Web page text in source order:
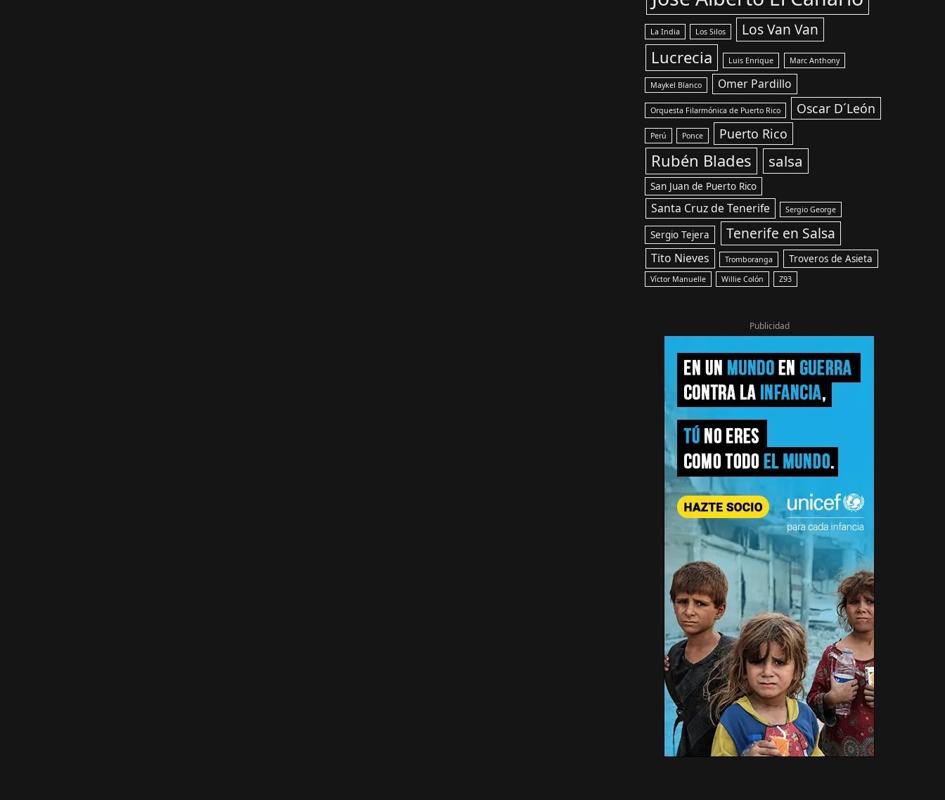
La India Los Silos Los Van Van
Lucrecia Luis Enrique Marc Anthony
Maykel Blanco Omer Pardillo
Orquesta Filarmónica de Puerto Rico Oscar D´León
Perú Ponce Puerto Rico
Rubén Blades salsa
San Juan de Puerto Rico
Santa Cruz de Tenerife Sergio George
Sergio Tejera Tenerife en Salsa
Tito Nieves Tromboranga Troveros de Asieta
Víctor Manuelle Willie Colón Z93
Publicidad